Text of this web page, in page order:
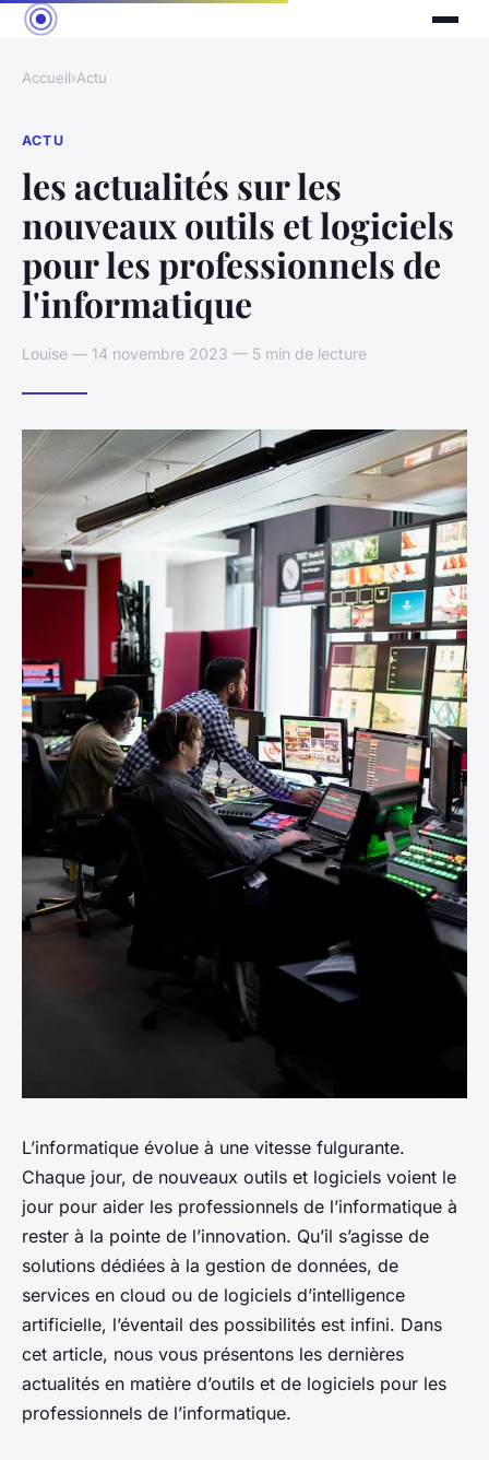
Accueil›Actu
ACTU
les actualités sur les
nouveaux outils et logiciels
pour les professionnels de
l'informatique
Louise — 14 novembre 2023 — 5 min de lecture
L’informatique évolue à une vitesse fulgurante.
Chaque jour, de nouveaux outils et logiciels voient le
jour pour aider les professionnels de l’informatique à
rester à la pointe de l’innovation. Qu’il s’agisse de
solutions dédiées à la gestion de données, de
services en cloud ou de logiciels d’intelligence
artificielle, l’éventail des possibilités est infini. Dans
cet article, nous vous présentons les dernières
actualités en matière d’outils et de logiciels pour les
professionnels de l’informatique.